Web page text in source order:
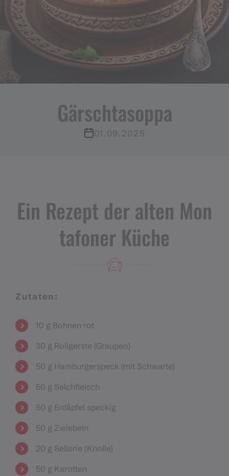
Gärschtasoppa
01.09.2025
Ein Rezept der alten Mon
tafoner Küche
Zutaten:
10 g Bohnen rot
30 g Rollgerste (Graupen)
50 g Hamburgerspeck (mit Schwarte)
50 g Selchfleisch
50 g Erdäpfel speckig
50 g Zwiebeln
20 g Sellerie (Knolle)
50 g Karotten